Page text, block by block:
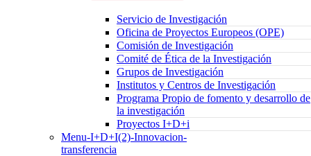
Servicio de Investigación
Oficina de Proyectos Europeos (OPE)
Comisión de Investigación
Comité de Ética de la Investigación
Grupos de Investigación
Institutos y Centros de Investigación
Programa Propio de fomento y desarrollo de
la investigación
Proyectos I+D+i
Menu-I+D+I(2)-Innovacion-
transferencia